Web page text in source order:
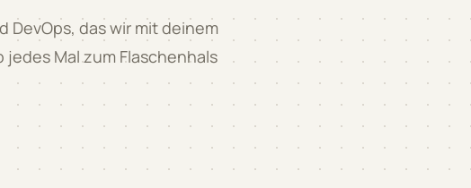
DevOps, das wir mit deinem
Mal zum Flaschenhals